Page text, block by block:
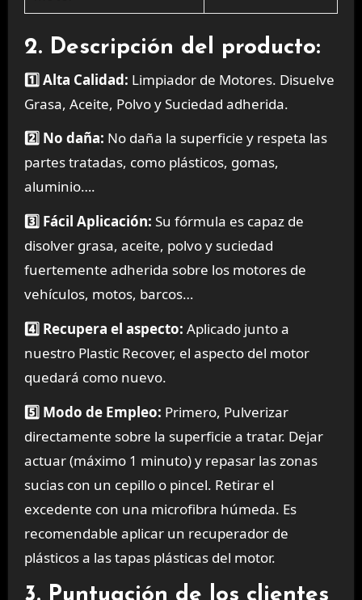
2. Descripción del producto:
1️⃣ Alta Calidad: Limpiador de Motores. Disuelve
Grasa, Aceite, Polvo y Suciedad adherida.
2️⃣ No daña: No daña la superficie y respeta las
partes tratadas, como plásticos, gomas,
aluminio….
3️⃣ Fácil Aplicación: Su fórmula es capaz de
disolver grasa, aceite, polvo y suciedad
fuertemente adherida sobre los motores de
vehículos, motos, barcos…
4️⃣ Recupera el aspecto: Aplicado junto a
nuestro Plastic Recover, el aspecto del motor
quedará como nuevo.
5️⃣ Modo de Empleo: Primero, Pulverizar
directamente sobre la superficie a tratar. Dejar
actuar (máximo 1 minuto) y repasar las zonas
sucias con un cepillo o pincel. Retirar el
excedente con una microfibra húmeda. Es
recomendable aplicar un recuperador de
plásticos a las tapas plásticas del motor.
3. Puntuación de los clientes